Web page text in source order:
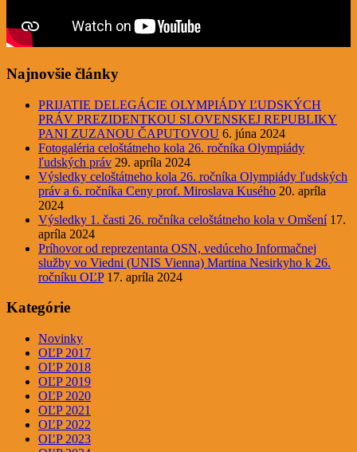
Najnovšie články
PRIJATIE DELEGÁCIE OLYMPIÁDY ĽUDSKÝCH
PRÁV PREZIDENTKOU SLOVENSKEJ REPUBLIKY
PANI ZUZANOU ČAPUTOVOU 6. júna 2024
Fotogaléria celoštátneho kola 26. ročníka Olympiády
ľudských práv 29. apríla 2024
Výsledky celoštátneho kola 26. ročníka Olympiády ľudských
práv a 6. ročníka Ceny prof. Miroslava Kusého 20. apríla
2024
Výsledky 1. časti 26. ročníka celoštátneho kola v Omšení 17.
apríla 2024
Príhovor od reprezentanta OSN, vedúceho Informačnej
služby vo Viedni (UNIS Vienna) Martina Nesirkyho k 26.
ročníku OĽP 17. apríla 2024
Kategórie
Novinky
OĽP 2017
OĽP 2018
OĽP 2019
OĽP 2020
OĽP 2021
OĽP 2022
OĽP 2023